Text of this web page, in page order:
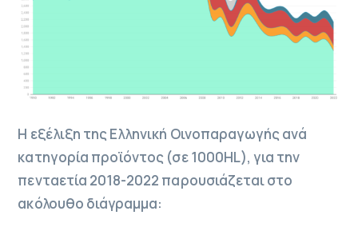
H εξέλιξη της Ελληνική Οινοπαραγωγής ανά
κατηγορία προϊόντος (σε 1000HL), για την
πενταετία 2018-2022 παρουσιάζεται στο
ακόλουθο διάγραμμα: